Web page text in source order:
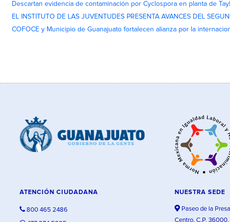
Descartan evidencia de contaminación por Cyclospora en planta de
EL INSTITUTO DE LAS JUVENTUDES PRESENTA AVANCES DEL
COFOCE y Municipio de Guanajuato fortalecen alianza por la
ATENCIÓN CIUDADANA
800 465 2486
NUESTRA SEDE
Paseo de la
Centro, C.P. 36000,